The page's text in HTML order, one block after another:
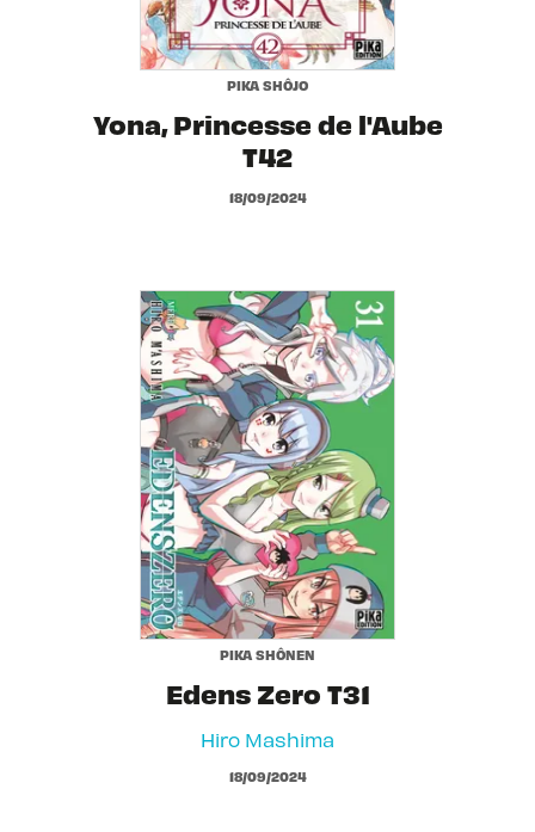
PIKA SHÔJO
Yona, Princesse de l'Aube
T42
18/09/2024
PIKA SHÔNEN
Edens Zero T31
Hiro Mashima
18/09/2024